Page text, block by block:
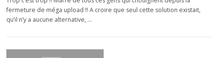
fermeture de méga upload !! A croire que seul cette solution existait,
qu’il n’y a aucune alternative, …